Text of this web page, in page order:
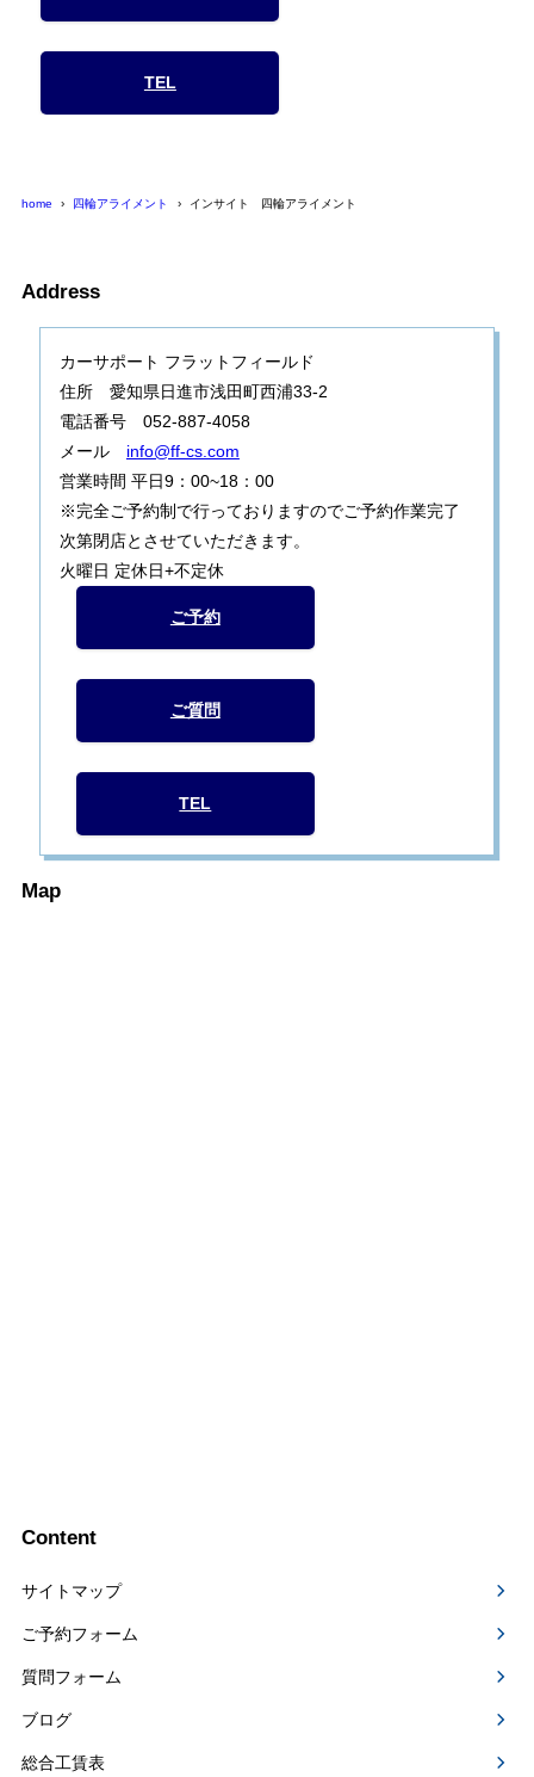
TEL
home 四輪アライメント インサイト 四輪アライメント
Address
カーサポート フラットフィールド
住所 愛知県日進市浅田町西浦33-2
電話番号 052-887-4058
メール info@ff-cs.com
営業時間 平日9：00~18：00
※完全ご予約制で行っておりますのでご予約作業完了
次第閉店とさせていただきます。
火曜日 定休日+不定休
ご予約
ご質問
TEL
Map
Content
サイトマップ
ご予約フォーム
質問フォーム
ブログ
総合工賃表